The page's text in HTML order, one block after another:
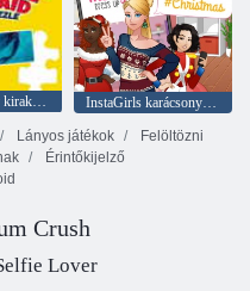
A kis hableány kirakós játék
InstaGirls karácsonyi öltöztetős
Lányos játékok
Felöltözni
Érintőkijelző
Crush
Lover